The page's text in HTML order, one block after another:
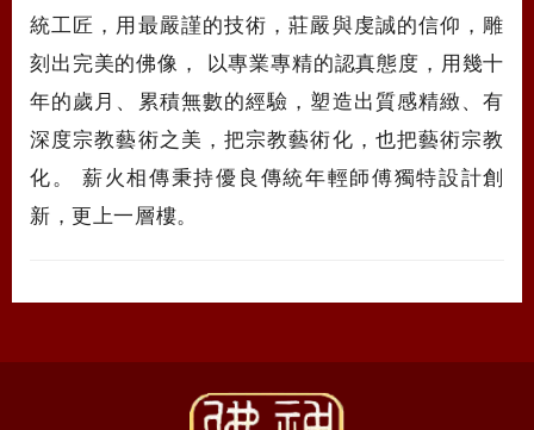
統工匠，用最嚴謹的技術，莊嚴與虔誠的信仰，雕
刻出完美的佛像， 以專業專精的認真態度，用幾十
年的歲月、累積無數的經驗，塑造出質感精緻、有
深度宗教藝術之美，把宗教藝術化，也把藝術宗教
化。 薪火相傳秉持優良傳統年輕師傅獨特設計創
新，更上一層樓。